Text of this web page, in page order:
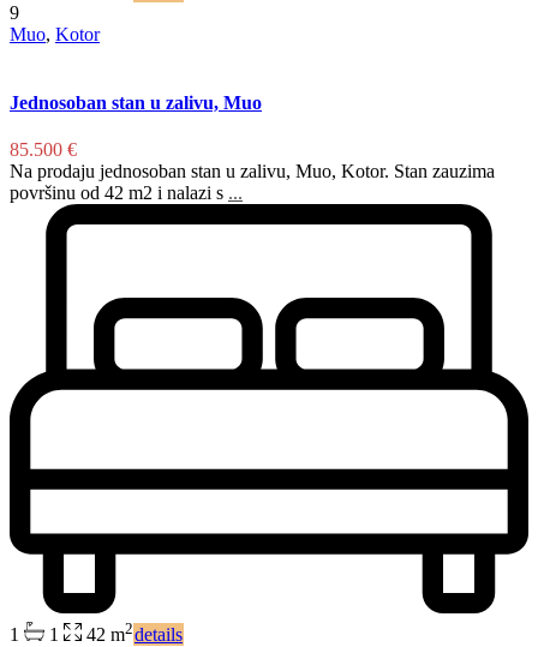
9
Muo, Kotor
Jednosoban stan u zalivu, Muo
85.500 €
Na prodaju jednosoban stan u zalivu, Muo, Kotor. Stan zauzima
površinu od 42 m2 i nalazi s ...
1 1 42 m2details